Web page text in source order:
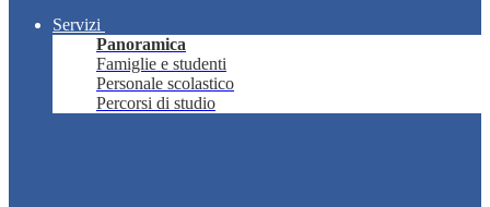
Servizi
Panoramica
Famiglie e studenti
Personale scolastico
Percorsi di studio